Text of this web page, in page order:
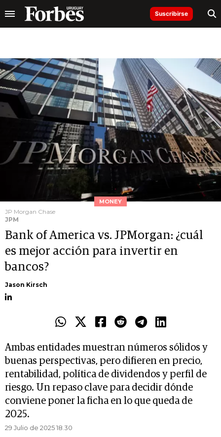
Suscribirse
MONEY
JP Morgan Chase
JPM
Bank of America vs. JPMorgan: ¿cuál
es mejor acción para invertir en
bancos?
Jason Kirsch
Ambas entidades muestran números sólidos y
buenas perspectivas, pero difieren en precio,
rentabilidad, política de dividendos y perfil de
riesgo. Un repaso clave para decidir dónde
conviene poner la ficha en lo que queda de
2025.
29 Julio de 2025 18.30